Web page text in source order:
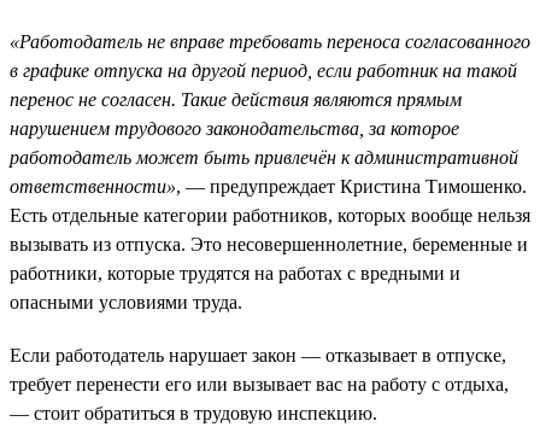
«Работодатель не вправе требовать переноса согласованного
в графике отпуска на другой период, если работник на такой
перенос не согласен. Такие действия являются прямым
нарушением трудового законодательства, за которое
работодатель может быть привлечён к административной
ответственности», — предупреждает Кристина Тимошенко.
Есть отдельные категории работников, которых вообще нельзя
вызывать из отпуска. Это несовершеннолетние, беременные и
работники, которые трудятся на работах с вредными и
опасными условиями труда.
Если работодатель нарушает закон — отказывает в отпуске,
требует перенести его или вызывает вас на работу с отдыха,
— стоит обратиться в трудовую инспекцию.